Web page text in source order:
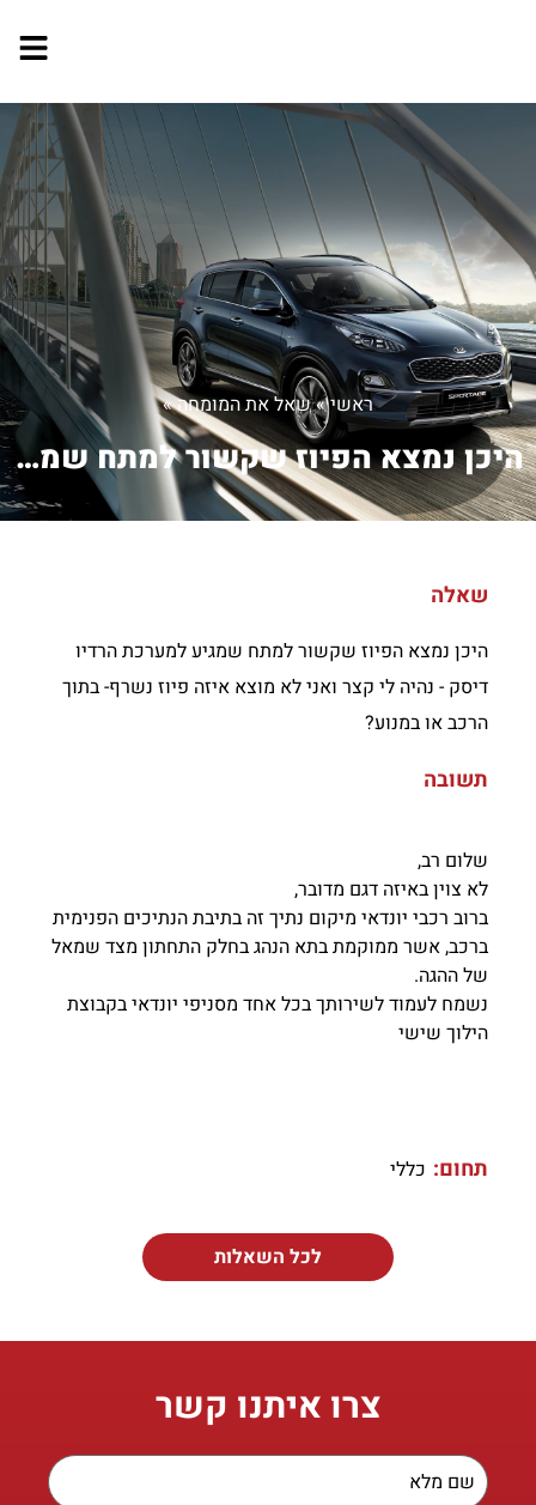
ראשי»שאל את המומחה»
היכן נמצא הפיוז שקשור למתח שמגיע למער...
שאלה
היכן נמצא הפיוז שקשור למתח שמגיע למערכת הרדיו
דיסק - נהיה לי קצר ואני לא מוצא איזה פיוז נשרף- בתוך
הרכב או במנוע?
תשובה
שלום רב,
לא צוין באיזה דגם מדובר,
ברוב רכבי יונדאי מיקום נתיך זה בתיבת הנתיכים הפנימית
ברכב, אשר ממוקמת בתא הנהג בחלק התחתון מצד שמאל
של ההגה.
נשמח לעמוד לשירותך בכל אחד מסניפי יונדאי בקבוצת
הילוך שישי
תחום: כללי
לכל השאלות
צרו איתנו קשר